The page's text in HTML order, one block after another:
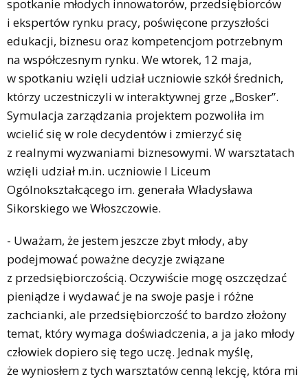
spotkanie młodych innowatorów, przedsiębiorców
i ekspertów rynku pracy, poświęcone przyszłości
edukacji, biznesu oraz kompetencjom potrzebnym
na współczesnym rynku. We wtorek, 12 maja,
w spotkaniu wzięli udział uczniowie szkół średnich,
którzy uczestniczyli w interaktywnej grze „Bosker”.
Symulacja zarządzania projektem pozwoliła im
wcielić się w role decydentów i zmierzyć się
z realnymi wyzwaniami biznesowymi. W warsztatach
wzięli udział m.in. uczniowie I Liceum
Ogólnokształcącego im. generała Władysława
Sikorskiego we Włoszczowie.
- Uważam, że jestem jeszcze zbyt młody, aby
podejmować poważne decyzje związane
z przedsiębiorczością. Oczywiście mogę oszczędzać
pieniądze i wydawać je na swoje pasje i różne
zachcianki, ale przedsiębiorczość to bardzo złożony
temat, który wymaga doświadczenia, a ja jako młody
człowiek dopiero się tego uczę. Jednak myślę,
że wyniosłem z tych warsztatów cenną lekcję, która mi